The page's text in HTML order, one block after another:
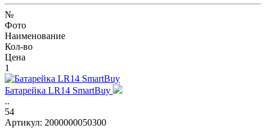
№
Фото
Наименование
Кол-во
Цена
1
Батарейка LR14 SmartBuy
..
54
Артикул: 2000000050300